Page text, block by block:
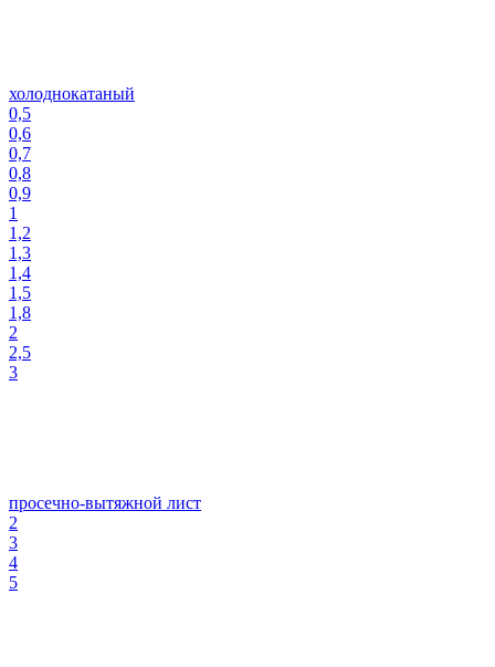
холоднокатаный
0,5
0,6
0,7
0,8
0,9
1
1,2
1,3
1,4
1,5
1,8
2
2,5
3
просечно-вытяжной лист
2
3
4
5